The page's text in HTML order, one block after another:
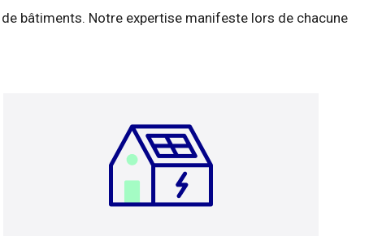
bâtiments. Notre expertise manifeste lors de chacune